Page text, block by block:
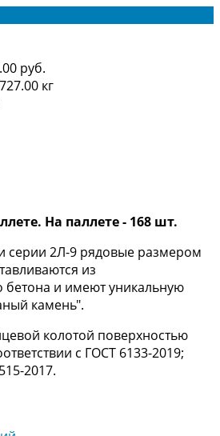
руб.
кг
На паллете - 168 шт.
серии 2Л-9 рядовые размером
из
бетона и имеют уникальную
камень".
колотой поверхностью
с ГОСТ 6133-2019;
2017.